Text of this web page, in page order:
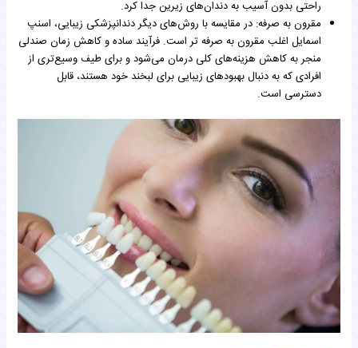
راحتی بدون آسیب به دندان‌های زیرین جدا کرد.
مقرون به صرفه: در مقایسه با روش‌های دیگر دندانپزشکی زیبایی، اسنپ
اسمایل اغلب مقرون به صرفه تر است. فرآیند ساده و کاهش زمان صندلی
منجر به کاهش هزینه‌های کلی درمان می‌شود و برای طیف وسیع‌تری از
افرادی که به دنبال بهبودهای زیبایی برای لبخند خود هستند، قابل
دسترسی است.